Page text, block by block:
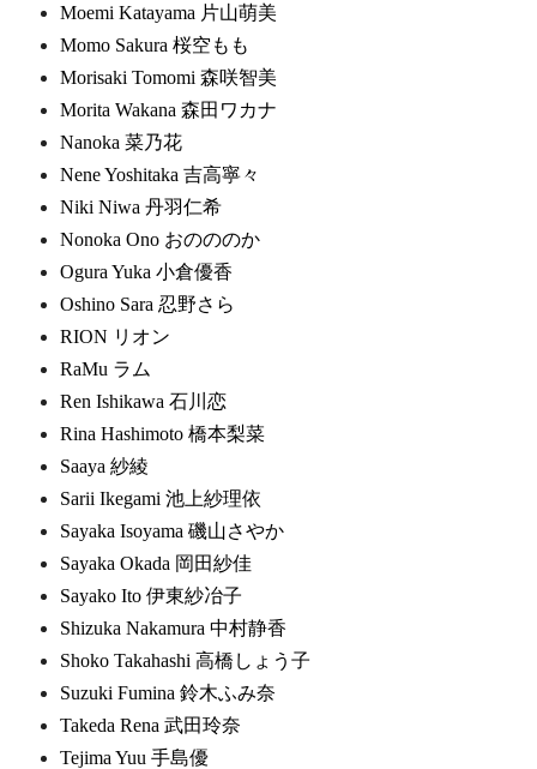
Moemi Katayama 片山萌美
Momo Sakura 桜空もも
Morisaki Tomomi 森咲智美
Morita Wakana 森田ワカナ
Nanoka 菜乃花
Nene Yoshitaka 吉高寧々
Niki Niwa 丹羽仁希
Nonoka Ono おのののか
Ogura Yuka 小倉優香
Oshino Sara 忍野さら
RION リオン
RaMu ラム
Ren Ishikawa 石川恋
Rina Hashimoto 橋本梨菜
Saaya 紗綾
Sarii Ikegami 池上紗理依
Sayaka Isoyama 磯山さやか
Sayaka Okada 岡田紗佳
Sayako Ito 伊東紗冶子
Shizuka Nakamura 中村静香
Shoko Takahashi 高橋しょう子
Suzuki Fumina 鈴木ふみ奈
Takeda Rena 武田玲奈
Tejima Yuu 手島優